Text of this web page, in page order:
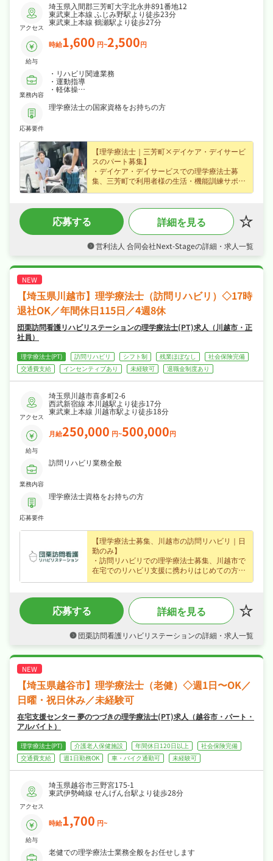
アクセス
埼玉県入間郡三芳町大字北永井891番地12
東武東上本線 ふじみ野駅より徒歩23分
東武東上本線 鶴瀬駅より徒歩27分
給与
時給1,600 円~2,500円
業務内容
・リハビリ関連業務
・運動指導
・軽体操
※他、入浴介助・送迎業務は必須ではありません。
応募要件
理学療法士の国家資格をお持ちの方
【理学療法士｜三芳町×デイケア・デイサービ
スのパート募集】
・デイケア・デイサービスでの理学療法士募
集、三芳町で利用者様の生活・機能訓練サポー
・時給1,600円（パート・アルバイト）、昇給
ありなど好待遇で、ライフスタイルに合わせて
無理なく働けます！
れる環境です！
躍できる職場です！
応募する 詳細を見る
営利法人 合同会社Next‐Stageの詳細・求人一覧
【埼玉県川越市】理学療法士（訪問リハビリ）◇17時
退社OK／年間休日115日／4週8休
団栗訪問看護リハビリステーションの理学療法士(PT)求人（川越市・正
社員）
理学療法士(PT) 訪問リハビリ シフト制 残業ほぼなし
社会保険完備
交通費支給
インセンティブあり 未経験可 退職金制度あり
アクセス
埼玉県川越市喜多町2-6
西武新宿線 本川越駅より徒歩17分
東武東上本線 川越市駅より徒歩18分
給与
月給250,000 円~500,000円
業務内容
訪問リハビリ業務全般
応募要件
理学療法士資格をお持ちの方
【理学療法士募集、川越市の訪問リハビリ｜日
勤のみ】
・訪問リハビリでの理学療法士募集、川越市で
在宅でのリハビリ支援に携わりはじめての方も
当に評価します◎
・日勤のみで4週8休・日曜・祝日休み・年間休
日115日でメリハリよく働け、ワークライフバ
・社会保険完備、退職金制度ありと手厚く、腰
応募する 詳細を見る
団栗訪問看護リハビリステーションの詳細・求人一覧
【埼玉県越谷市】理学療法士（老健）◇週1日〜OK／
日曜・祝日休み／未経験可
在宅支援センター 夢のつづきの理学療法士(PT)求人（越谷市・パート・
アルバイト）
理学療法士(PT) 介護老人保健施設 年間休日120日以上
社会保険完備
交通費支給
週1日勤務OK 車・バイク通勤可 未経験可
アクセス
埼玉県越谷市三野宮175-1
東武伊勢崎線 せんげん台駅より徒歩28分
給与
時給1,700 円~
老健での理学療法士業務全般をお任せします